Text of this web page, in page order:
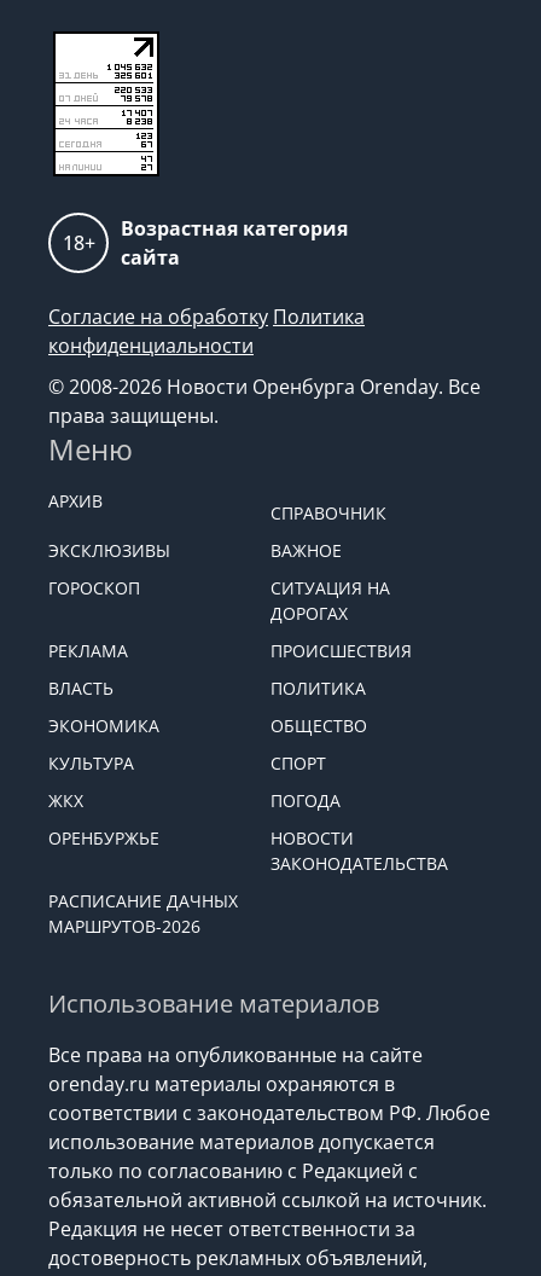
18+
Возрастная категория
сайта
Согласие на обработку Политика
конфиденциальности
© 2008-2026 Новости Оренбурга Orenday. Все
права защищены.
Меню
АРХИВ
СПРАВОЧНИК
ЭКСКЛЮЗИВЫ
ВАЖНОЕ
ГОРОСКОП
СИТУАЦИЯ НА
ДОРОГАХ
РЕКЛАМА
ПРОИСШЕСТВИЯ
ВЛАСТЬ
ПОЛИТИКА
ЭКОНОМИКА
ОБЩЕСТВО
КУЛЬТУРА
СПОРТ
ЖКХ
ПОГОДА
ОРЕНБУРЖЬЕ
НОВОСТИ
ЗАКОНОДАТЕЛЬСТВА
РАСПИСАНИЕ ДАЧНЫХ
МАРШРУТОВ-2026
Использование материалов
Все права на опубликованные на сайте
orenday.ru материалы охраняются в
соответствии с законодательством РФ. Любое
использование материалов допускается
только по согласованию с Редакцией с
обязательной активной ссылкой на источник.
Редакция не несет ответственности за
достоверность рекламных объявлений,